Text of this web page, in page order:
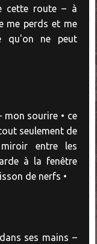
cette route – à
me perds et me
qu'on ne peut
mon sourire • ce
seulement de
entre les
à la fenêtre
de nerfs •
ses mains –